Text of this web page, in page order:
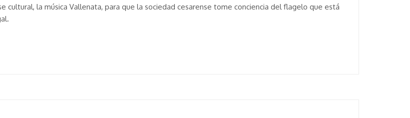
cultural, la música Vallenata, para que la sociedad cesarense tome conciencia del flagelo que está